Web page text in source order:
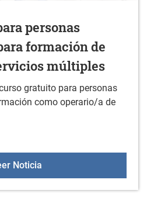
personas
formación de
múltiples
gratuito para personas
como operario/a de
NoticiaCurso gratuito para